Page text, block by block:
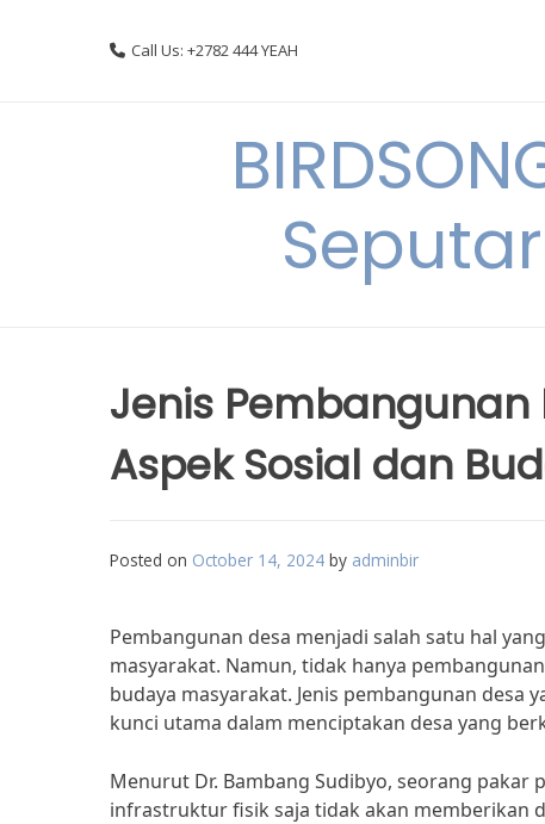
Call Us: +2782 444 YEAH
Jenis
Aspek Sosial dan
Posted on October 14, 2024 by adminbir
Pembangunan desa menjadi salah satu hal
masyarakat. Namun, tidak hanya
budaya masyarakat. Jenis pembangunan desa
kunci utama dalam menciptakan desa yang
Menurut Dr. Bambang Sudibyo, seorang
infrastruktur fisik saja tidak akan memberikan